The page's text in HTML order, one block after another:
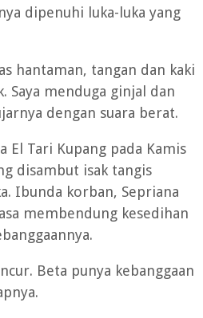
dipenuhi luka-luka yang
hantaman, tangan dan kaki
Saya menduga ginjal dan
dengan suara berat.
El Tari Kupang pada Kamis
disambut isak tangis
Ibunda korban, Sepriana
membendung kesedihan
Beta punya kebanggaan